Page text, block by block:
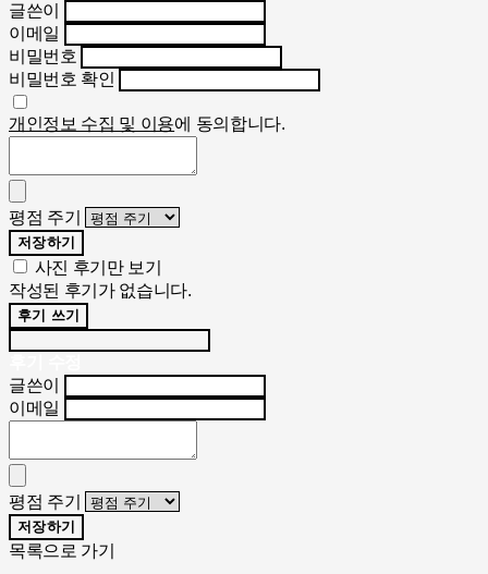
글쓴이
이메일
비밀번호
비밀번호 확인
개인정보 수집 및 이용에 동의합니다.
평점 주기
저장하기
사진 후기만 보기
작성된 후기가 없습니다.
후기 쓰기
글쓴이
이메일
평점 주기
저장하기
목록으로 가기